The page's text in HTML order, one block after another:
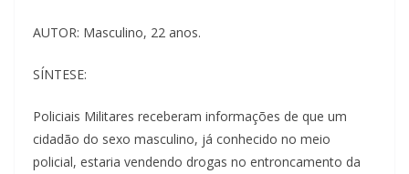
AUTOR: Masculino, 22 anos.
SÍNTESE:
Policiais Militares receberam informações de que um
cidadão do sexo masculino, já conhecido no meio
policial, estaria vendendo drogas no entroncamento da